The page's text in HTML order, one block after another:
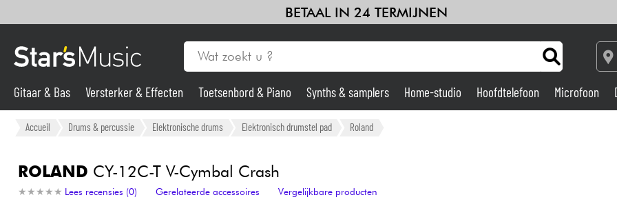
BETAAL IN 24 TERMIJNEN
Gitaar & Bas Versterker & Effecten
Synths & samplers
Gitaar & Bas Versterker & Effecten Toetsenbord & Piano Synths & samplers Home-studio Hoofdtelefoon Microfoon
Accueil Drums & percussie Elektronische drums Elektronisch drumstel pad Roland
ROLAND CY-12C-T V-Cymbal Crash
★ ★ ★ ★ ★
★ ★ ★ ★ ★ Lees recensies (0) Gerelateerde accessoires Vergelijkbare producten